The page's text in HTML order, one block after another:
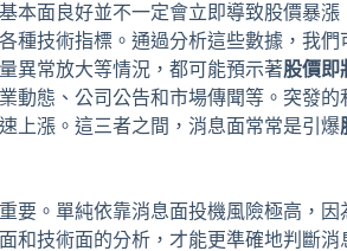
本面良好並不一定會立即導致股價暴
種技術指標。通過分析這些數據，我
異常放大等情況，都可能預示著股價即
動態、公司公告和市場傳聞等。突發
上漲。這三者之間，消息面常常是引爆
要。單純依靠消息面投機風險極高，
和技術面的分析，才能更準確地判斷